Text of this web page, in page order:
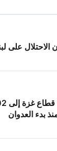
ارتفاع